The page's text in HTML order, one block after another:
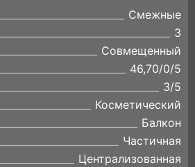
Смежные
3
Совмещенный
46,70/0/5
3/5
Косметический
Балкон
Частичная
Централизованная